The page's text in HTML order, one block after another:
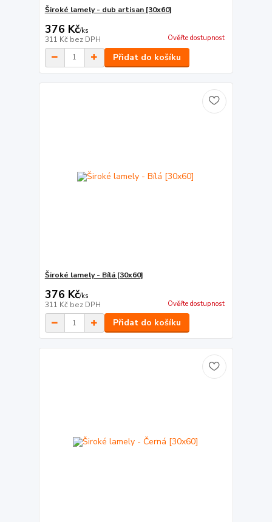
Široké lamely - dub artisan [30x60]
376 Kč/ks
311 Kč bez DPH Ověřte dostupnost
Přidat do košíku
Široké lamely - Bílá [30x60]
376 Kč/ks
311 Kč bez DPH Ověřte dostupnost
Přidat do košíku